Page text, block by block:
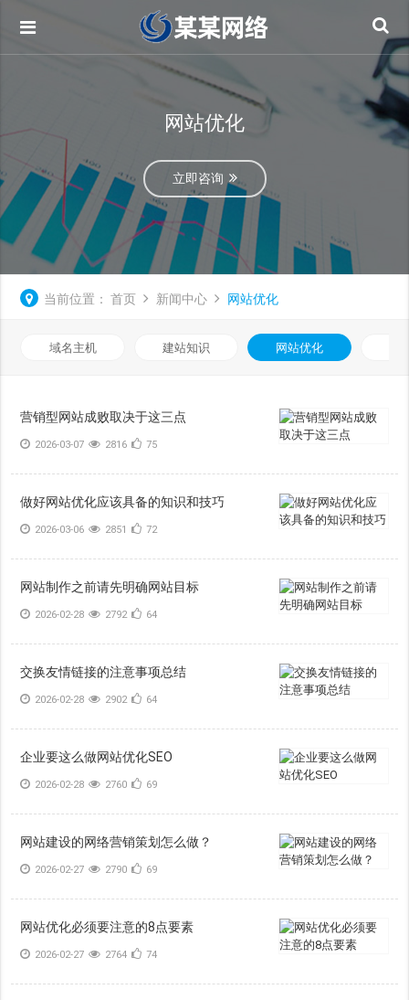
网站优化
立即咨询
当前位置： 首页 新闻中心 网站优化
域名主机 建站知识 网站优化
营销型网站成败取决于这三点
2026-03-07 2816 75
做好网站优化应该具备的知识和技巧
2026-03-06 2851 72
网站制作之前请先明确网站目标
2026-02-28 2792 64
交换友情链接的注意事项总结
2026-02-28 2902 64
企业要这么做网站优化SEO
2026-02-28 2760 69
网站建设的网络营销策划怎么做？
2026-02-27 2790 69
网站优化必须要注意的8点要素
2026-02-27 2764 74